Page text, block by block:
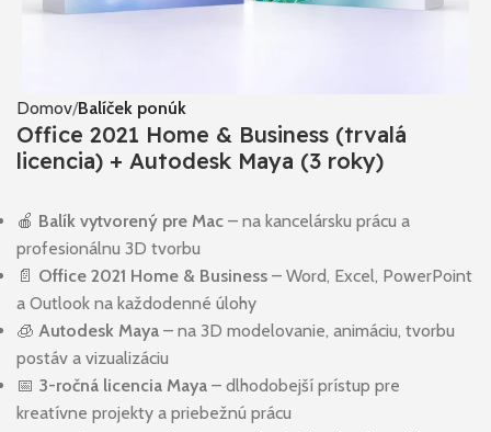
Domov Balíček ponúk
Office 2021 Home & Business (trvalá
licencia) + Autodesk Maya (3 roky)
🍎 Balík vytvorený pre Mac – na kancelársku prácu a
profesionálnu 3D tvorbu
📄 Office 2021 Home & Business – Word, Excel, PowerPoint
a Outlook na každodenné úlohy
🧊 Autodesk Maya – na 3D modelovanie, animáciu, tvorbu
postáv a vizualizáciu
📅 3-ročná licencia Maya – dlhodobejší prístup pre
kreatívne projekty a priebežnú prácu